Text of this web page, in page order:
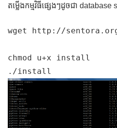
តម្លើងកម្មវិធីផ្សេងៗដូចជា
wget http://
chmod u+x install